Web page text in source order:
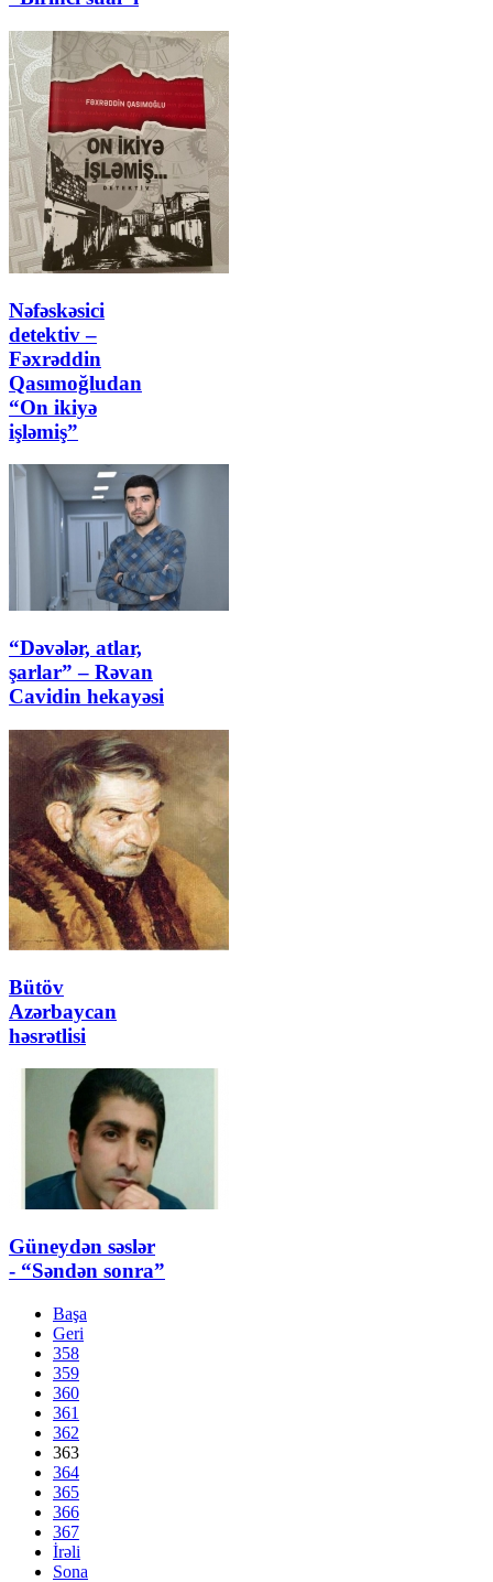
Nəfəskəsici
detektiv –
Fəxrəddin
Qasımoğludan
“On ikiyə
işləmiş”
“Dəvələr, atlar,
şarlar” – Rəvan
Cavidin hekayəsi
Bütöv
Azərbaycan
həsrətlisi
Güneydən səslər
- “Səndən sonra”
Başa
Geri
358
359
360
361
362
363
364
365
366
367
İrəli
Sona